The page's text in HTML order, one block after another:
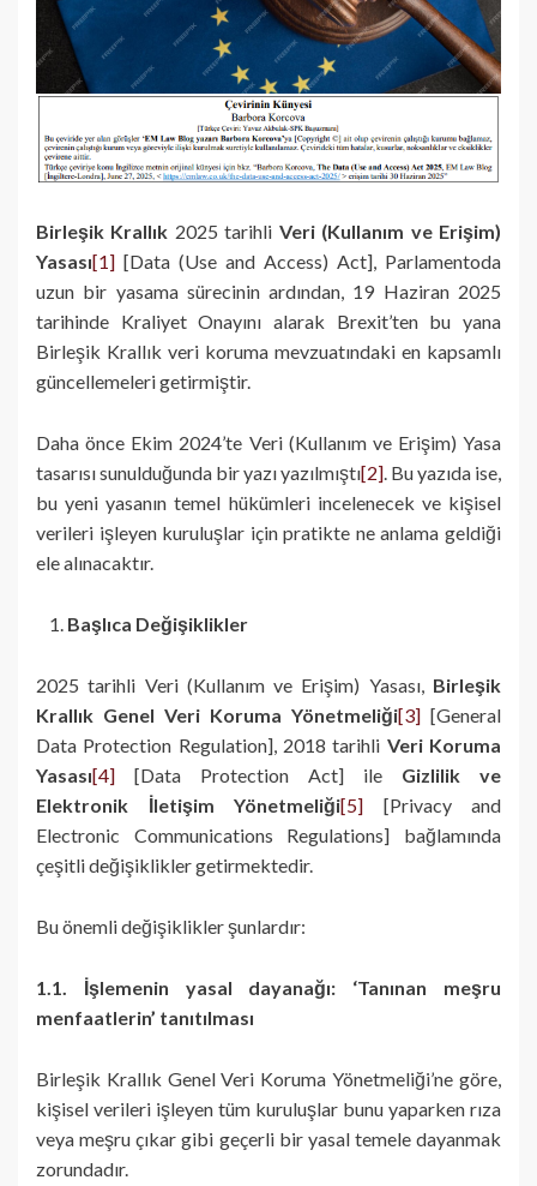
Birleşik Krallık 2025 tarihli Veri (Kullanım ve Erişim)
Yasası[1] [Data (Use and Access) Act], Parlamentoda
uzun bir yasama sürecinin ardından, 19 Haziran 2025
tarihinde Kraliyet Onayını alarak Brexit’ten bu yana
Birleşik Krallık veri koruma mevzuatındaki en kapsamlı
güncellemeleri getirmiştir.
Daha önce Ekim 2024’te Veri (Kullanım ve Erişim) Yasa
tasarısı sunulduğunda bir yazı yazılmıştı[2]. Bu yazıda ise,
bu yeni yasanın temel hükümleri incelenecek ve kişisel
verileri işleyen kuruluşlar için pratikte ne anlama geldiği
ele alınacaktır.
Başlıca Değişiklikler
2025 tarihli Veri (Kullanım ve Erişim) Yasası, Birleşik
Krallık Genel Veri Koruma Yönetmeliği[3] [General
Data Protection Regulation], 2018 tarihli Veri Koruma
Yasası[4] [Data Protection Act] ile Gizlilik ve
Elektronik İletişim Yönetmeliği[5] [Privacy and
Electronic Communications Regulations] bağlamında
çeşitli değişiklikler getirmektedir.
Bu önemli değişiklikler şunlardır:
1.1. İşlemenin yasal dayanağı: ‘Tanınan meşru
menfaatlerin’ tanıtılması
Birleşik Krallık Genel Veri Koruma Yönetmeliği’ne göre,
kişisel verileri işleyen tüm kuruluşlar bunu yaparken rıza
veya meşru çıkar gibi geçerli bir yasal temele dayanmak
zorundadır.